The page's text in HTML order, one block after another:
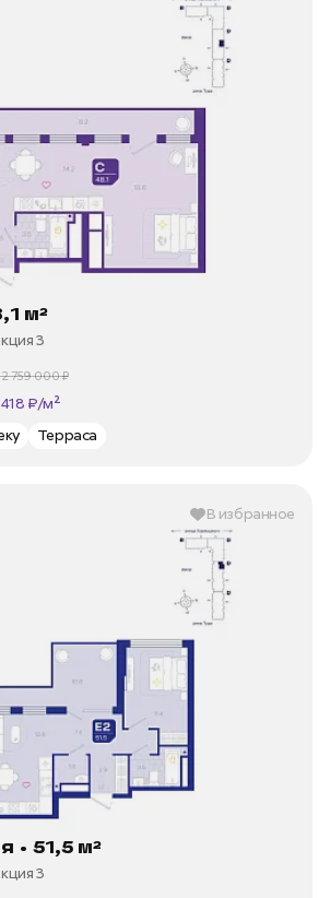
м²
3
759 000 ₽
973 ₽/мес
₽/м²
Терраса
В избранное
• 51,5 м²
3